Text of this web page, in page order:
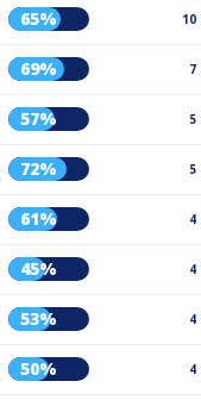
65% 10
69% 7
57% 5
72% 5
61% 4
45% 4
53% 4
50% 4